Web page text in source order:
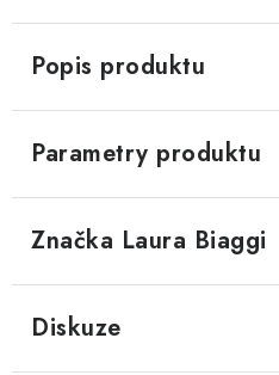
Popis produktu
Parametry produktu
Značka Laura Biaggi
Diskuze